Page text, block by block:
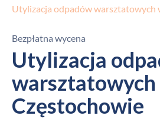
Utylizacja odpadów warsztatowych
Bezpłatna wycena
Utylizacja
warsztatowych
Częstochowie